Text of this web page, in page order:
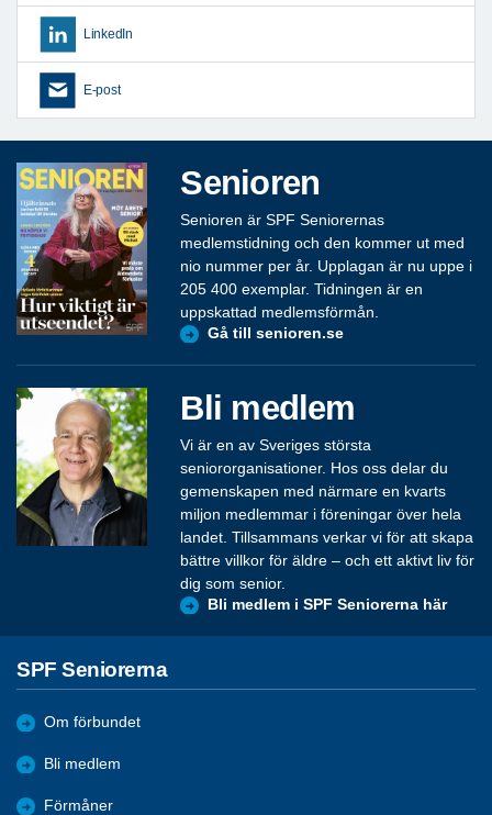
LinkedIn
E-post
Senioren
Senioren är SPF Seniorernas
medlemstidning och den kommer ut med
nio nummer per år. Upplagan är nu uppe i
205 400 exemplar. Tidningen är en
uppskattad medlemsförmån.
Gå till senioren.se
Bli medlem
Vi är en av Sveriges största
seniororganisationer. Hos oss delar du
gemenskapen med närmare en kvarts
miljon medlemmar i föreningar över hela
landet. Tillsammans verkar vi för att skapa
bättre villkor för äldre – och ett aktivt liv för
dig som senior.
Bli medlem i SPF Seniorerna här
SPF Seniorerna
Om förbundet
Bli medlem
Förmåner